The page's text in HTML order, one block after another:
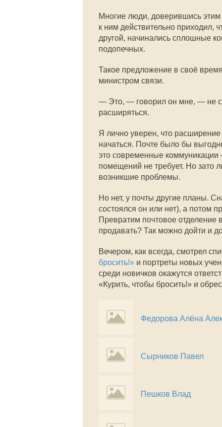
Многие люди, доверившись
к ним действительно приходил,
другой, начинались сплошные
подопечных.
Такое предложение в своё
министром связи.
— Это, — говорил он мне, — не
расширяться.
Я лично уверен, что
начаться. Почте было бы
это современные коммуникации
помещений не требует. Но зато
возникшие проблемы.
Но нет, у почты другие планы.
состоялся он или нет), а потом
Превратим почтовое отделение
продавать? Так можно дойти и
Вечером, как всегда, смотрел
бросить!» и портреты новых
среди новичков окажутся
«Курить, чтобы бросить!» и
Федорова Алёна
Сырников Павел
Пешков Влад